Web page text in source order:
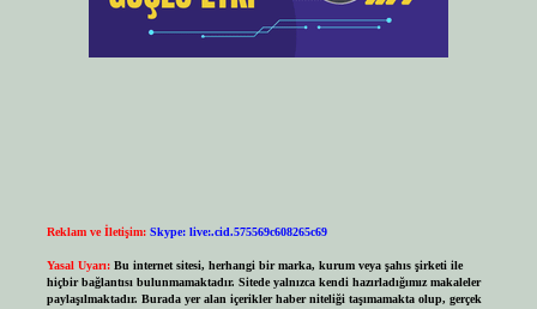
Reklam ve İletişim: Skype: live:.cid.575569c608265c69
Yasal Uyarı: Bu internet sitesi, herhangi bir marka, kurum veya şahıs şirketi ile
hiçbir bağlantısı bulunmamaktadır. Sitede yalnızca kendi hazırladığımız makaleler
paylaşılmaktadır. Burada yer alan içerikler haber niteliği taşımamakta olup, gerçek